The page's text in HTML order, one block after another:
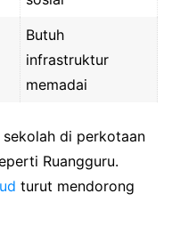
Butuh
infrastruktur
memadai
di perkotaan
Ruangguru.
turut mendorong